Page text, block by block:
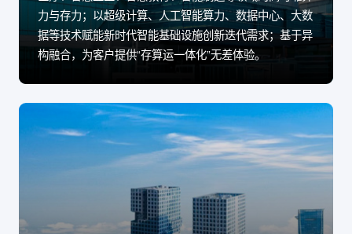
力与存力；以超级计算、人工智能算力、数据中心、大数
据等技术赋能新时代智能基础设施创新迭代需求；基于异
构融合，为客户提供“存算运一体化”无差体验。